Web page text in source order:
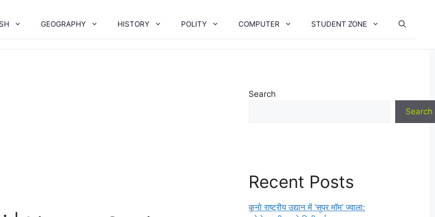
GEOGRAPHY HISTORY POLITY COMPUTER STUDENT ZONE
Search
Search
Recent Posts
कूनो राष्ट्रीय उद्यान में ‘सुपर मॉम’ ज्वाला: